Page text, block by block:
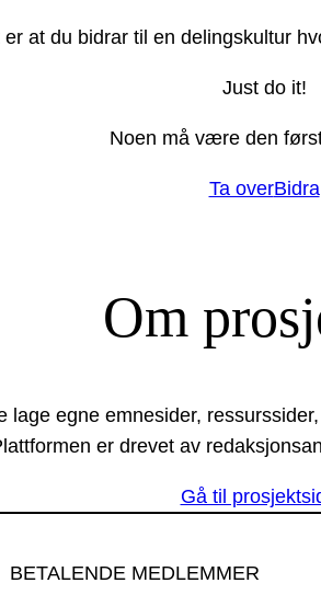
at du bidrar til en delingskultur
Just do it!
Noen må være den
Ta overBidra
Om
egne emnesider,
er drevet av
Gå til
BETALENDE MEDLEMMER